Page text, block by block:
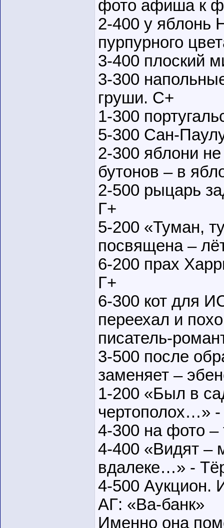
фото афиша к
2-400 у яблонь
пурпурного
3-400 плоский
3-300
груши. С+
1-300
5-300 Сан-
2-300 яблони
бутонов – в
2-500 рыцарь
Г+
5-200 «Туман,
посвящена –
6-200 прах
Г+
6-300 кот для
переехал и
писатель-
3-500 после
заменяет –
1-200 «Был в
чертополох…» -
4-300 на фото –
4-400 «Видят –
вдалеке…» -
4-500 Аукцион.
АГ: «Ва-банк»
Именно она